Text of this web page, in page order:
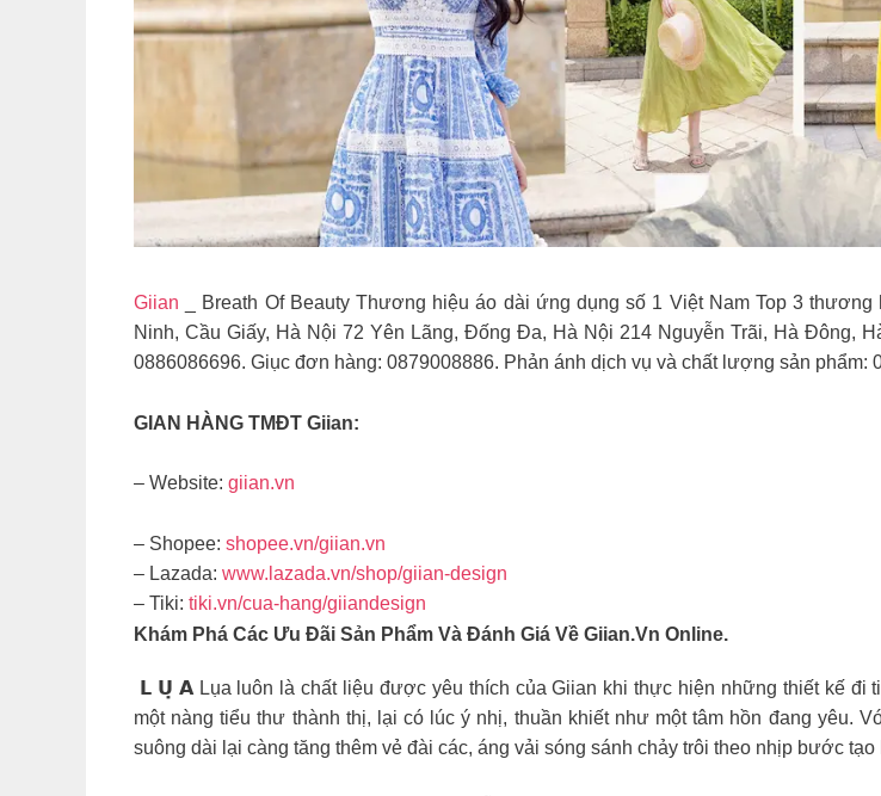
Giian _ Breath Of Beauty Thương hiệu áo dài ứng dụng số 1 Việt Nam Top 3
Ninh, Cầu Giấy, Hà Nội 72 Yên Lãng, Đống Đa, Hà Nội 214 Nguyễn Trãi, Hà Đông,
0886086696. Giục đơn hàng: 0879008886. Phản ánh dịch vụ và chất lượng sản phẩm:
GIAN HÀNG TMĐT Giian:
– Website: giian.vn
– Shopee: shopee.vn/giian.vn
– Lazada: www.lazada.vn/shop/giian-design
– Tiki: tiki.vn/cua-hang/giiandesign
Khám Phá Các Ưu Đãi Sản Phẩm Và Đánh Giá Về Giian.vn Online.
𝗟 𝗨̣ 𝗔 Lụa luôn là chất liệu được yêu thích của Giian khi thực hiện những thiết kế đi
một nàng tiểu thư thành thị, lại có lúc ý nhị, thuần khiết như một tâm hồn đang yêu.
suông dài lại càng tăng thêm vẻ đài các, áng vải sóng sánh chảy trôi theo nhịp bước